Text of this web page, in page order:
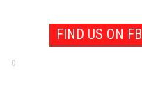
0
FIND US ON FB